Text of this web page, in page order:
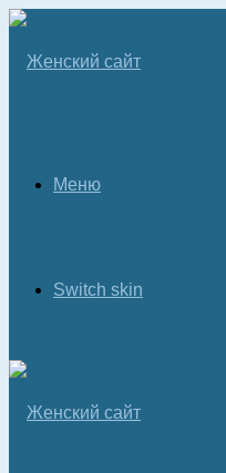
Меню
Switch skin